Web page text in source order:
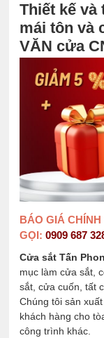
Thiết kế và
mái tôn và
VĂN cửa
BÁO GIÁ
GỌI:0909 687
Cửa sắt Tấn
mục làm cửa sắt,
sắt, cửa cuốn, tất
Chúng tôi sản
khách hàng cho
công trình khác.